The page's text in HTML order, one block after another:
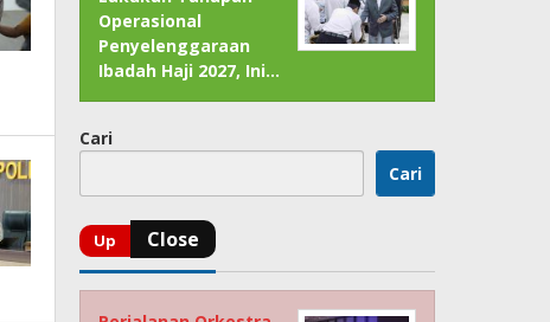
Operasional
Penyelenggaraan
Ibadah Haji 2027, Ini…
Cari
Cari